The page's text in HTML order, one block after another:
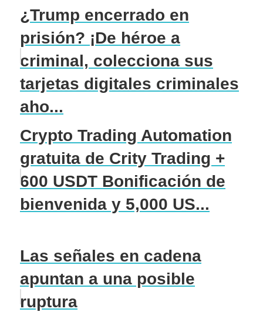
¿Trump encerrado en
prisión? ¡De héroe a
criminal, colecciona sus
tarjetas digitales criminales
aho...
Crypto Trading Automation
gratuita de Crity Trading +
600 USDT Bonificación de
bienvenida y 5,000 US...
Las señales en cadena
apuntan a una posible
ruptura